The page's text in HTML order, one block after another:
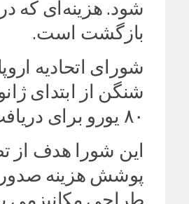
شود. هزینه‌ای که
بازگشت است.
شورای اتحادیه
۸۰ یورو برای دریافت این ویزا پرداخت کنند.
این شورا هدف از
پوشش هزینه صدور